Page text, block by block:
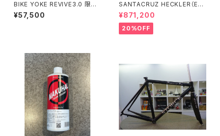
BIKE YOKE REVIVE3.0 限定
シルバー
¥57,500
SANTACRUZ HECKLER（Eバ
イク）(Sサイズ）
¥871,200
20%OFF